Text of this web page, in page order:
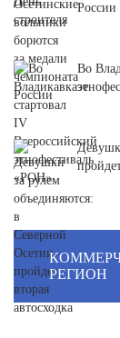
России
Во
РЕГИОН